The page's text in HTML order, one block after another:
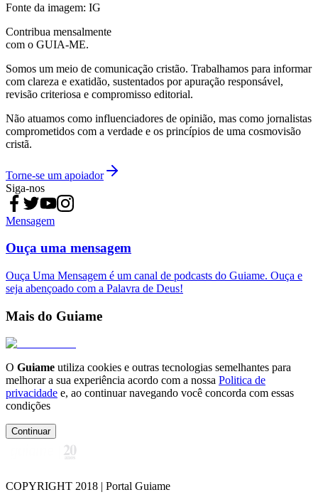
Fonte da imagem: IG
Contribua mensalmente
com o GUIA-ME.
Somos um meio de comunicação cristão. Trabalhamos para informar
com clareza e exatidão, sustentados por apuração responsável,
revisão criteriosa e compromisso editorial.
Não atuamos como influenciadores de opinião, mas como jornalistas
comprometidos com a verdade e os princípios de uma cosmovisão
cristã.
Torne-se um apoiador
Siga-nos
Mensagem
Ouça uma mensagem
Ouça Uma Mensagem é um canal de podcasts do Guiame. Ouça e
seja abençoado com a Palavra de Deus!
Mais do Guiame
O Guiame utiliza cookies e outras tecnologias semelhantes para
melhorar a sua experiência acordo com a nossa Politica de
privacidade e, ao continuar navegando você concorda com essas
condições
Continuar
COPYRIGHT 2018 | Portal Guiame